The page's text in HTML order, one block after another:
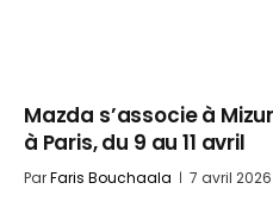
Mazda s’associe à
à Paris, du 9 au 11 avril
ParFaris Bouchaala 7 avril 2026